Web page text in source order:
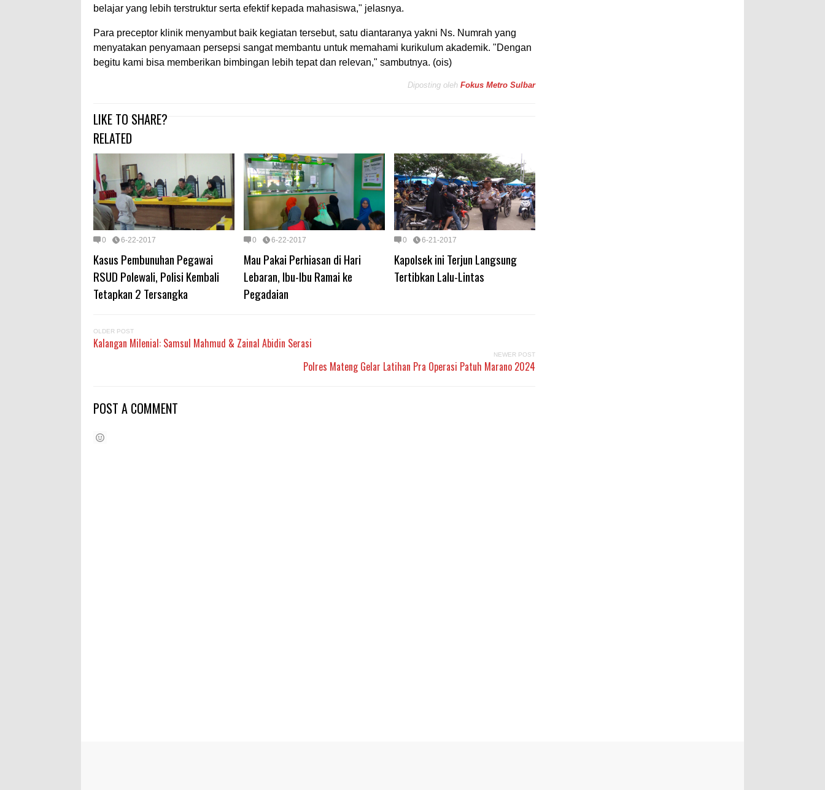
belajar yang lebih terstruktur serta efektif kepada mahasiswa," jelasnya.
Para preceptor klinik menyambut baik kegiatan tersebut, satu diantaranya yakni Ns. Numrah yang
menyatakan penyamaan persepsi sangat membantu untuk memahami kurikulum akademik. "Dengan
begitu kami bisa memberikan bimbingan lebih tepat dan relevan," sambutnya. (ois)
Diposting oleh Fokus Metro Sulbar
LIKE TO SHARE?
RELATED
0 6-22-2017
Kasus Pembunuhan Pegawai
RSUD Polewali, Polisi Kembali
Tetapkan 2 Tersangka
0 6-22-2017
Mau Pakai Perhiasan di Hari
Lebaran, Ibu-Ibu Ramai ke
Pegadaian
0 6-21-2017
Kapolsek ini Terjun Langsung
Tertibkan Lalu-Lintas
OLDER POST
Kalangan Milenial: Samsul Mahmud & Zainal Abidin Serasi
NEWER POST
Polres Mateng Gelar Latihan Pra Operasi Patuh Marano 2024
POST A COMMENT